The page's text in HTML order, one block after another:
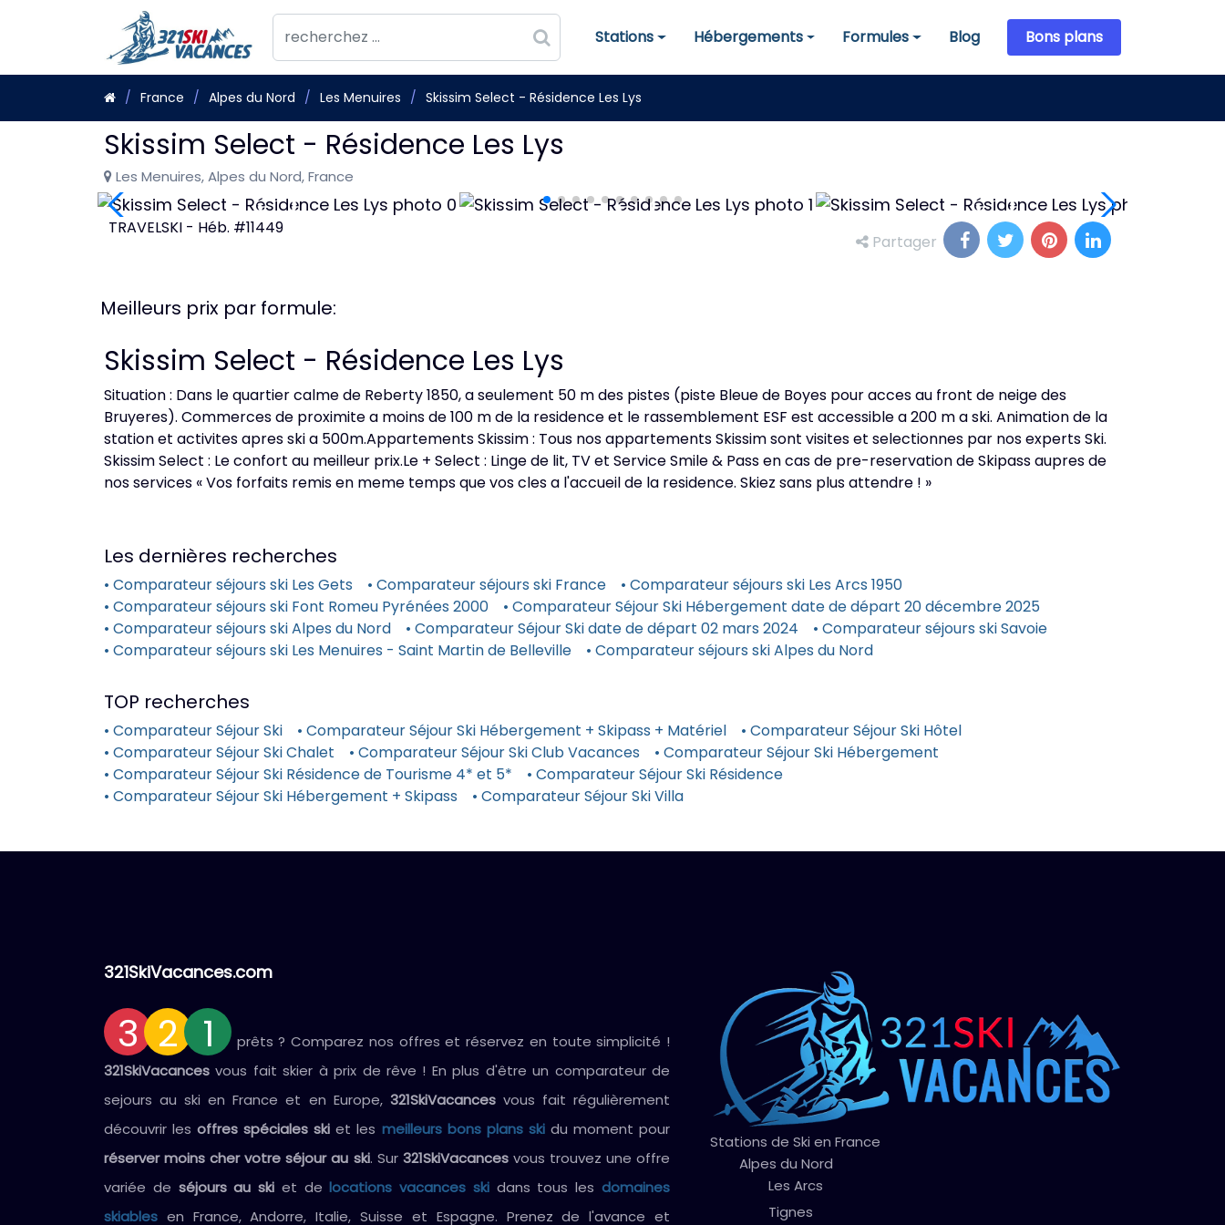
Stations
Stations de skiHébergements
Hébergements Formules
Formules Blog Bons plans
France Alpes du Nord Les Menuires Skissim Select - Résidence Les Lys
Skissim Select - Résidence Les Lys
Les Menuires, Alpes du Nord, France
TRAVELSKI - Héb. #11449
Partager
Meilleurs prix par formule:
Skissim Select - Résidence Les Lys
Situation : Dans le quartier calme de Reberty 1850, a seulement 50 m des pistes (piste Bleue de Boyes pour acces au front de neige des
Bruyeres). Commerces de proximite a moins de 100 m de la residence et le rassemblement ESF est accessible a 200 m a ski. Animation de la
station et activites apres ski a 500m.Appartements Skissim : Tous nos appartements Skissim sont visites et selectionnes par nos experts Ski.
Skissim Select : Le confort au meilleur prix.Le + Select : Linge de lit, TV et Service Smile & Pass en cas de pre-reservation de Skipass aupres de
nos services « Vos forfaits remis en meme temps que vos cles a l'accueil de la residence. Skiez sans plus attendre ! »
Les dernières recherches
• Comparateur séjours ski Les Gets • Comparateur séjours ski France
• Comparateur séjours ski Les Arcs 1950
• Comparateur séjours ski Font Romeu Pyrénées 2000
• Comparateur Séjour Ski Hébergement date de départ 20 décembre 2025
• Comparateur séjours ski Alpes du Nord
• Comparateur Séjour Ski date de départ 02 mars 2024
• Comparateur séjours ski Savoie
• Comparateur séjours ski Les Menuires - Saint Martin de Belleville
• Comparateur séjours ski Alpes du Nord
TOP recherches
• Comparateur Séjour Ski • Comparateur Séjour Ski Hébergement + Skipass + Matériel
• Comparateur Séjour Ski Hôtel
• Comparateur Séjour Ski Chalet
• Comparateur Séjour Ski Club Vacances
• Comparateur Séjour Ski Hébergement
• Comparateur Séjour Ski Résidence de Tourisme 4* et 5*
• Comparateur Séjour Ski Résidence
• Comparateur Séjour Ski Hébergement + Skipass
• Comparateur Séjour Ski Villa
321SkiVacances.com
3 2 1
prêts ? Comparez nos offres et réservez en toute simplicité !
321SkiVacances vous fait skier à prix de rêve ! En plus d'être un comparateur de
sejours au ski en France et en Europe, 321SkiVacancesvous fait régulièrement
découvrir lesoffres spéciales ski et les meilleurs bons plans skidu moment pour
réserver moins cher votre séjour au ski. Sur 321SkiVacancesvous trouvez une offre
variée de séjours au ski et delocations vacances skidans tous lesdomaines
skiables en France, Andorre, Italie, Suisse et Espagne. Prenez de l'avance et
Stations de Ski en France
Alpes du Nord
Les Arcs
Tignes